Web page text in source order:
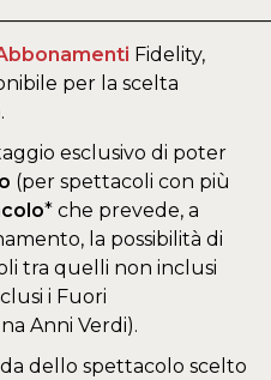
Fidelity,
per la scelta
esclusivo di poter
(per spettacoli con più
* che prevede, a
la possibilità di
tra quelli non inclusi
i Fuori
Anni Verdi).
dello spettacolo scelto